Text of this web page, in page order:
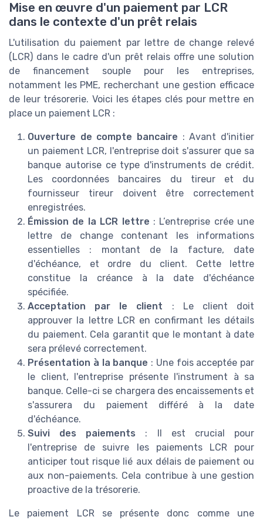
Mise en œuvre d'un paiement par LCR
dans le contexte d'un prêt relais
L'utilisation du paiement par lettre de change relevé
(LCR) dans le cadre d'un prêt relais offre une solution
de financement souple pour les entreprises,
notamment les PME, recherchant une gestion efficace
de leur trésorerie. Voici les étapes clés pour mettre en
place un paiement LCR :
Ouverture de compte bancaire : Avant d'initier
un paiement LCR, l'entreprise doit s'assurer que sa
banque autorise ce type d'instruments de crédit.
Les coordonnées bancaires du tireur et du
fournisseur tireur doivent être correctement
enregistrées.
Émission de la LCR lettre : L’entreprise crée une
lettre de change contenant les informations
essentielles : montant de la facture, date
d'échéance, et ordre du client. Cette lettre
constitue la créance à la date d'échéance
spécifiée.
Acceptation par le client : Le client doit
approuver la lettre LCR en confirmant les détails
du paiement. Cela garantit que le montant à date
sera prélevé correctement.
Présentation à la banque : Une fois acceptée par
le client, l'entreprise présente l'instrument à sa
banque. Celle-ci se chargera des encaissements et
s'assurera du paiement différé à la date
d'échéance.
Suivi des paiements : Il est crucial pour
l'entreprise de suivre les paiements LCR pour
anticiper tout risque lié aux délais de paiement ou
aux non-paiements. Cela contribue à une gestion
proactive de la trésorerie.
Le paiement LCR se présente donc comme une